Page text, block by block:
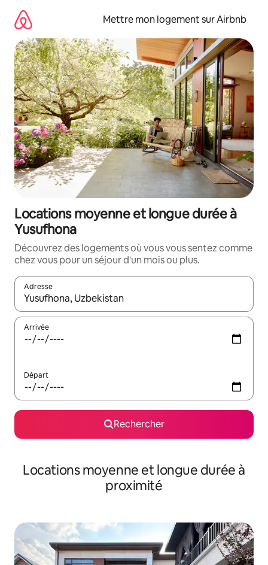
directement
contenu
Mettre mon logement sur Airbnb
Locations moyenne et longue durée à
Yusufhona
Découvrez des logements où vous vous sentez comme
chez vous pour un séjour d'un mois ou plus.
Adresse
Lorsque les résultats s'affichent, utilisez les flèches vers le
Arrivée
Départ
Rechercher
Locations moyenne et longue durée à
proximité